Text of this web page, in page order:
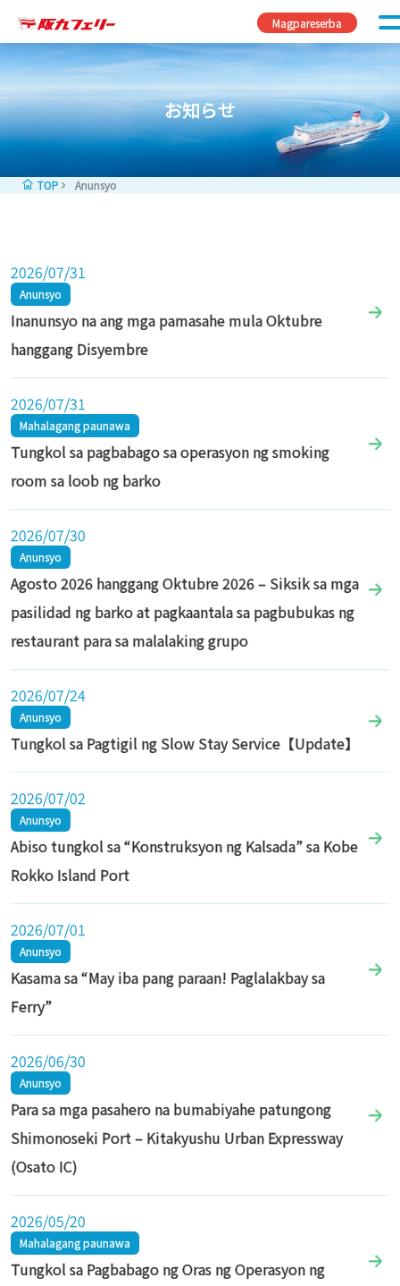
Magpareserba
お知らせ
TOP Anunsyo
2026/07/31
Anunsyo
Inanunsyo na ang mga pamasahe mula Oktubre
hanggang Disyembre
2026/07/31
Mahalagang paunawa
Tungkol sa pagbabago sa operasyon ng smoking
room sa loob ng barko
2026/07/30
Anunsyo
Agosto 2026 hanggang Oktubre 2026 – Siksik sa mga
pasilidad ng barko at pagkaantala sa pagbubukas ng
restaurant para sa malalaking grupo
2026/07/24
Anunsyo
Tungkol sa Pagtigil ng Slow Stay Service【Update】
2026/07/02
Anunsyo
Abiso tungkol sa “Konstruksyon ng Kalsada” sa Kobe
Rokko Island Port
2026/07/01
Anunsyo
Kasama sa “May iba pang paraan! Paglalakbay sa
Ferry”
2026/06/30
Anunsyo
Para sa mga pasahero na bumabiyahe patungong
Shimonoseki Port – Kitakyushu Urban Expressway
(Osato IC)
2026/05/20
Mahalagang paunawa
Tungkol sa Pagbabago ng Oras ng Operasyon ng